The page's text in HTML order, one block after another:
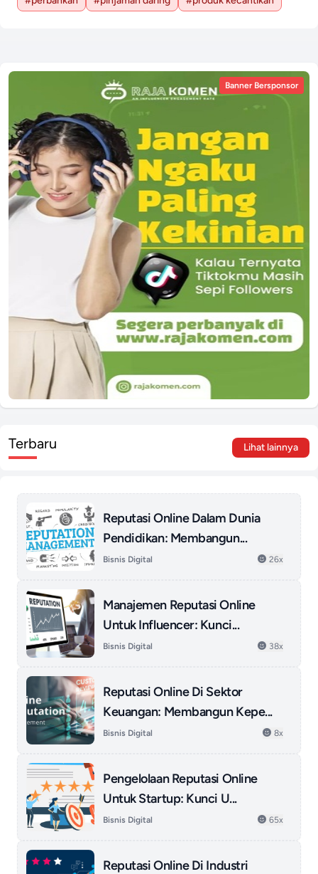
Banner Bersponsor
Terbaru Lihat lainnya
Reputasi Online Dalam Dunia
Pendidikan: Membangun...
Bisnis Digital 26x
Manajemen Reputasi Online
Untuk Influencer: Kunci...
Bisnis Digital 38x
Reputasi Online Di Sektor
Keuangan: Membangun Kepe...
Bisnis Digital 8x
Pengelolaan Reputasi Online
Untuk Startup: Kunci U...
Bisnis Digital 65x
Reputasi Online Di Industri